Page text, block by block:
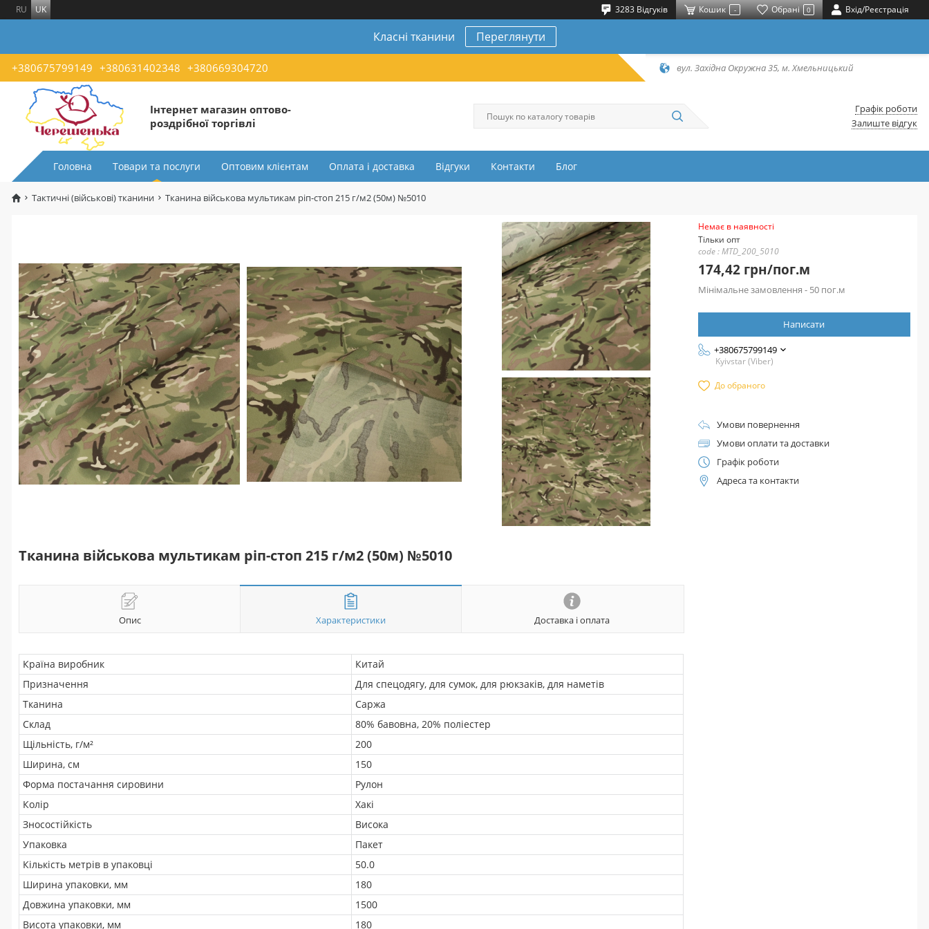
RU UK 3283 Відгуків Кошик - Обрані 0 Вхід/Реєстрація
Класні тканини Переглянути
+380675799149 +380631402348 +380669304720 вул. Західна Окружна 35, м. Хмельницький
Інтернет магазин оптово-
роздрібної торгівлі
Графік роботи
Залиште відгук
Головна Товари та послуги Оптовим клієнтам Оплата і доставка Відгуки Контакти Блог
Тактичні (військові) тканини Тканина військова мультикам ріп-стоп 215 г/м2 (50м) №5010
Тканина військова мультикам ріп-стоп 215 г/м2 (50м) №5010
Опис Характеристики Доставка і оплата
Країна виробник
Китай
Призначення
Для спецодягу, для сумок, для рюкзаків, для наметів
Тканина
Саржа
Склад
80% бавовна, 20% поліестер
Щільність, г/м²
200
Ширина, см
150
Форма постачання сировини
Рулон
Колір
Хакі
Зносостійкість
Висока
Упаковка
Пакет
Кількість метрів в упаковці
50.0
Ширина упаковки, мм
180
Довжина упаковки, мм
1500
Висота упаковки, мм
180
Немає в наявності
Тільки опт
code : MTD_200_5010
174,42 грн/пог.м
Мінімальне замовлення - 50 пог.м
Написати
+380675799149
Kyivstar (Viber)
До обраного
Умови повернення
Умови оплати та доставки
Графік роботи
Адреса та контакти